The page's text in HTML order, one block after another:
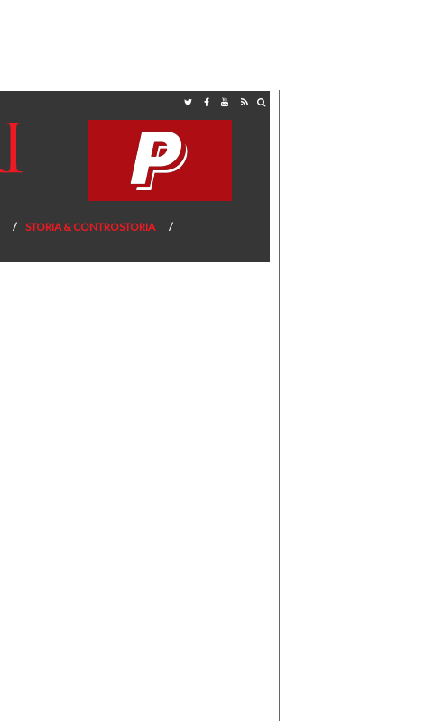
STORIA & CONTROSTORIA